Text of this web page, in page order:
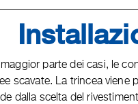
maggior parte dei casi, le
scavate. La trincea viene
dalla scelta del